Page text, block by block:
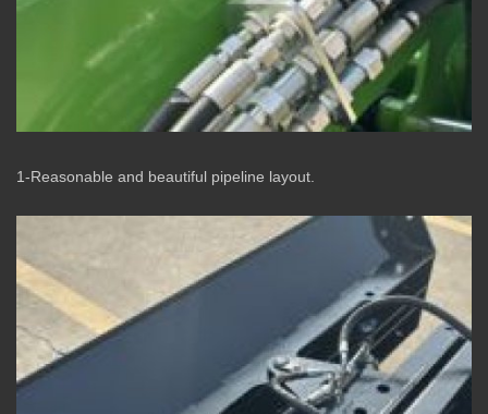
1-Reasonable and beautiful pipeline layout.